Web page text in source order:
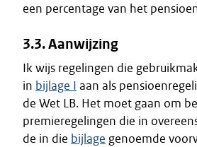
een percentage van het
3.3. Aanwijzing
Ik wijs regelingen die
in bijlage I aan als
de Wet LB. Het moet gaan om
premieregelingen die in
de in die bijlage genoemde